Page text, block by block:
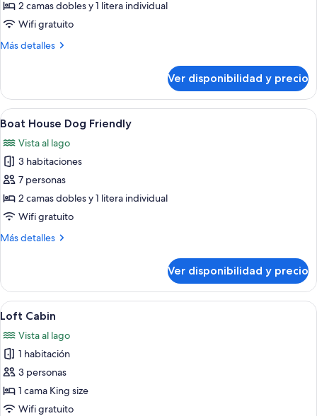
Boat
House
Bed
2 camas dobles y 1 litera individual
Wifi gratuito
Más detalles
Más
House
Bed
Ver disponibilidad y precio
Ver
todas
las
fotos
de
Boat
House
Friendly
3
Boat House Dog Friendly
Vista al lago
3 habitaciones
7 personas
2 camas dobles y 1 litera individual
Wifi gratuito
Más detalles
Más
House
Dog
Friendly
Ver disponibilidad y precio
Ver
todas
las
fotos
de
Loft
Cabin
3
Loft Cabin
Vista al lago
1 habitación
3 personas
1 cama King size
Wifi gratuito